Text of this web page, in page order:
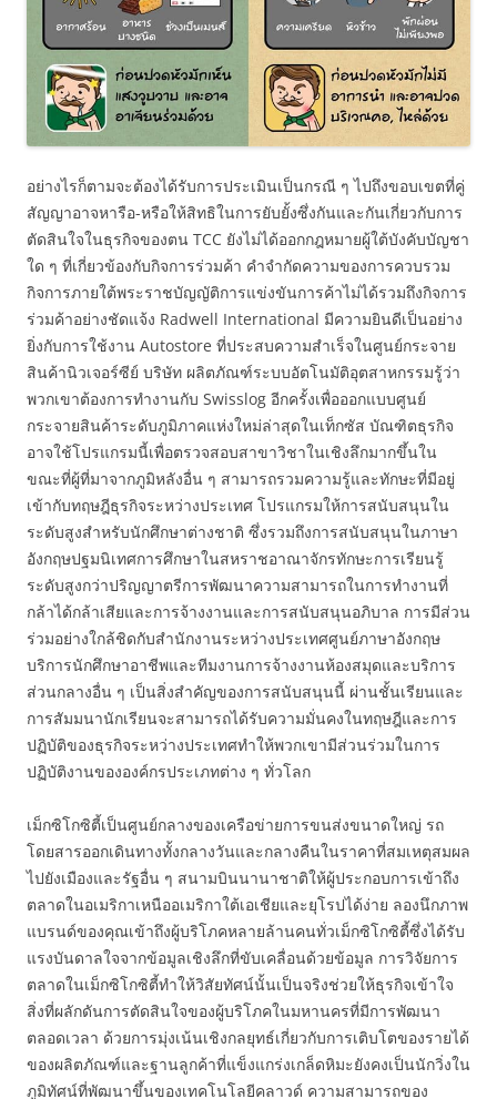
อย่างไรก็ตามจะต้องได้รับการประเมินเป็นกรณี ๆ ไปถึงขอบเขตที่คู่
สัญญาอาจหารือ-หรือให้สิทธิในการยับยั้งซึ่งกันและกันเกี่ยวกับการ
ตัดสินใจในธุรกิจของตน TCC ยังไม่ได้ออกกฎหมายผู้ใต้บังคับบัญชา
ใด ๆ ที่เกี่ยวข้องกับกิจการร่วมค้า คำจำกัดความของการควบรวม
กิจการภายใต้พระราชบัญญัติการแข่งขันการค้าไม่ได้รวมถึงกิจการ
ร่วมค้าอย่างชัดแจ้ง Radwell International มีความยินดีเป็นอย่าง
ยิ่งกับการใช้งาน Autostore ที่ประสบความสำเร็จในศูนย์กระจาย
สินค้านิวเจอร์ซีย์ บริษัท ผลิตภัณฑ์ระบบอัตโนมัติอุตสาหกรรมรู้ว่า
พวกเขาต้องการทำงานกับ Swisslog อีกครั้งเพื่อออกแบบศูนย์
กระจายสินค้าระดับภูมิภาคแห่งใหม่ล่าสุดในเท็กซัส บัณฑิตธุรกิจ
อาจใช้โปรแกรมนี้เพื่อตรวจสอบสาขาวิชาในเชิงลึกมากขึ้นใน
ขณะที่ผู้ที่มาจากภูมิหลังอื่น ๆ สามารถรวมความรู้และทักษะที่มีอยู่
เข้ากับทฤษฎีธุรกิจระหว่างประเทศ โปรแกรมให้การสนับสนุนใน
ระดับสูงสำหรับนักศึกษาต่างชาติ ซึ่งรวมถึงการสนับสนุนในภาษา
อังกฤษปฐมนิเทศการศึกษาในสหราชอาณาจักรทักษะการเรียนรู้
ระดับสูงกว่าปริญญาตรีการพัฒนาความสามารถในการทำงานที่
กล้าได้กล้าเสียและการจ้างงานและการสนับสนุนอภิบาล การมีส่วน
ร่วมอย่างใกล้ชิดกับสำนักงานระหว่างประเทศศูนย์ภาษาอังกฤษ
บริการนักศึกษาอาชีพและทีมงานการจ้างงานห้องสมุดและบริการ
ส่วนกลางอื่น ๆ เป็นสิ่งสำคัญของการสนับสนุนนี้ ผ่านชั้นเรียนและ
การสัมมนานักเรียนจะสามารถได้รับความมั่นคงในทฤษฎีและการ
ปฏิบัติของธุรกิจระหว่างประเทศทำให้พวกเขามีส่วนร่วมในการ
ปฏิบัติงานขององค์กรประเภทต่าง ๆ ทั่วโลก
เม็กซิโกซิตี้เป็นศูนย์กลางของเครือข่ายการขนส่งขนาดใหญ่ รถ
โดยสารออกเดินทางทั้งกลางวันและกลางคืนในราคาที่สมเหตุสมผล
ไปยังเมืองและรัฐอื่น ๆ สนามบินนานาชาติให้ผู้ประกอบการเข้าถึง
ตลาดในอเมริกาเหนืออเมริกาใต้เอเชียและยุโรปได้ง่าย ลองนึกภาพ
แบรนด์ของคุณเข้าถึงผู้บริโภคหลายล้านคนทั่วเม็กซิโกซิตี้ซึ่งได้รับ
แรงบันดาลใจจากข้อมูลเชิงลึกที่ขับเคลื่อนด้วยข้อมูล การวิจัยการ
ตลาดในเม็กซิโกซิตี้ทำให้วิสัยทัศน์นั้นเป็นจริงช่วยให้ธุรกิจเข้าใจ
สิ่งที่ผลักดันการตัดสินใจของผู้บริโภคในมหานครที่มีการพัฒนา
ตลอดเวลา ด้วยการมุ่งเน้นเชิงกลยุทธ์เกี่ยวกับการเติบโตของรายได้
ของผลิตภัณฑ์และฐานลูกค้าที่แข็งแกร่งเกล็ดหิมะยังคงเป็นนักวิ่งใน
ภูมิทัศน์ที่พัฒนาขึ้นของเทคโนโลยีคลาวด์ ความสามารถของ